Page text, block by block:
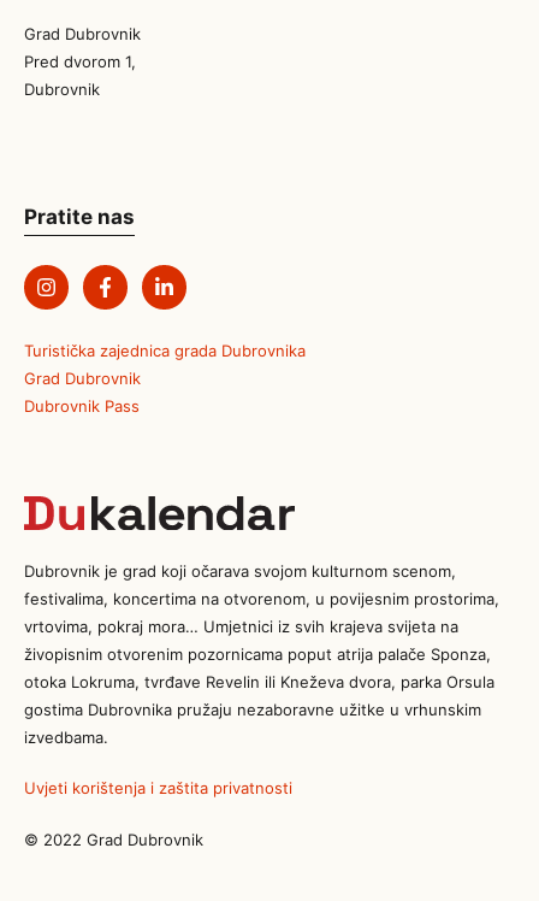
Grad Dubrovnik
Pred dvorom 1,
Dubrovnik
Pratite nas
Turistička zajednica grada Dubrovnika
Grad Dubrovnik
Dubrovnik Pass
Dubrovnik je grad koji očarava svojom kulturnom scenom,
festivalima, koncertima na otvorenom, u povijesnim prostorima,
vrtovima, pokraj mora… Umjetnici iz svih krajeva svijeta na
živopisnim otvorenim pozornicama poput atrija palače Sponza,
otoka Lokruma, tvrđave Revelin ili Kneževa dvora, parka Orsula
gostima Dubrovnika pružaju nezaboravne užitke u vrhunskim
izvedbama.
Uvjeti korištenja i zaštita privatnosti
© 2022 Grad Dubrovnik